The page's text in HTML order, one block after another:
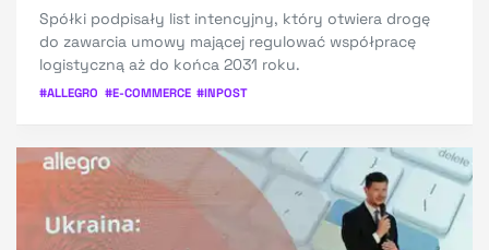
Spółki podpisały list intencyjny, który otwiera drogę
do zawarcia umowy mającej regulować współpracę
logistyczną aż do końca 2031 roku.
#ALLEGRO #E-COMMERCE #INPOST